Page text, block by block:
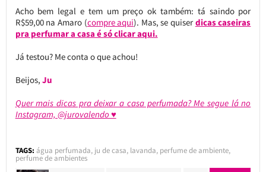
Acho bem legal e tem um preço ok também: tá saindo por
R$59,00 na Amaro (compre aqui). Mas, se quiser dicas caseiras
pra perfumar a casa é só clicar aqui.
Já testou? Me conta o que achou!
Beijos, Ju
Quer mais dicas pra deixar a casa perfumada? Me segue lá no
Instagram, @jurovalendo ♥
TAGS: água perfumada, ju de casa, lavanda, perfume de ambiente,
perfume de ambientes